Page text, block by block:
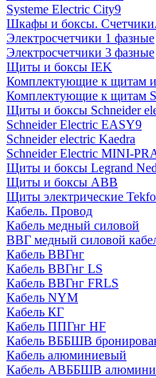
Systeme Electric City9
Шкафы и боксы.
Электросчетчики 1 фазные
Электросчетчики 3 фазные
Щиты и боксы IEK
Комплектующие к щитам
Комплектующие к щитам
Щиты и боксы Schneider
Schneider Electric EASY9
Schneider electric Kaedra
Schneider Electric MINI-
Щиты и боксы Legrand
Щиты и боксы ABB
Щиты электрические
Кабель. Провод
Кабель медный силовой
ВВГ медный силовой
Кабель ВВГнг
Кабель ВВГнг LS
Кабель ВВГнг FRLS
Кабель NYM
Кабель КГ
Кабель ППГнг HF
Кабель ВББШВ
Кабель алюминиевый
Кабель АВББШВ